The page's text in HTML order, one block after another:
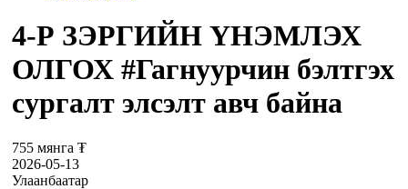
4-Р ЗЭРГИЙН ҮНЭМЛЭХ
ОЛГОХ #Гагнуурчин бэлтгэх
сургалт элсэлт авч байна
755 мянга ₮
2026-05-13
Улаанбаатар